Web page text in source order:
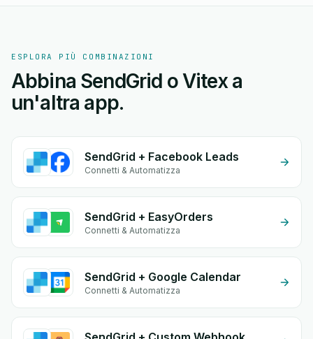
ESPLORA PIÙ COMBINAZIONI
Abbina SendGrid o Vitex a
un'altra app.
SendGrid + Facebook Leads
Connetti & Automatizza
SendGrid + EasyOrders
Connetti & Automatizza
SendGrid + Google Calendar
Connetti & Automatizza